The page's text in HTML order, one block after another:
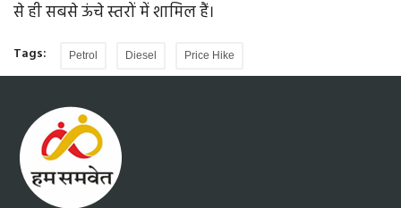
से ही सबसे ऊंचे स्तरों में शामिल हैं।
Tags: Petrol Diesel Price Hike